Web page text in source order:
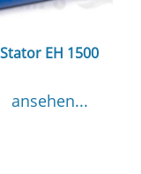
Stator EH 1500
ansehen...